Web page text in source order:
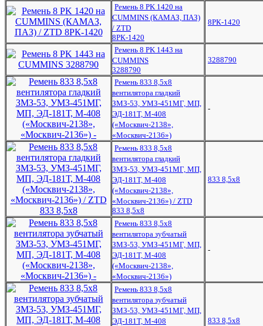
Ремень 8 РK 1420 на
CUMMINS (КАМАЗ, ПАЗ)
/ ZTD
8РК-1420
8РК-1420
Ремень 8 РK 1443 на
CUMMINS
3288790
3288790
Ремень 833 8,5х8
вентилятора гладкий
ЗМЗ-53, УМЗ-451МГ, МП,
ЭД-181Т, М-408
(«Москвич-2138»,
«Москвич-2136»)
-
Ремень 833 8,5х8
вентилятора гладкий
ЗМЗ-53, УМЗ-451МГ, МП,
ЭД-181Т, М-408
(«Москвич-2138»,
«Москвич-2136») / ZTD
833 8,5х8
833 8,5х8
Ремень 833 8,5х8
вентилятора зубчатый
ЗМЗ-53, УМЗ-451МГ, МП,
ЭД-181Т, М-408
(«Москвич-2138»,
«Москвич-2136»)
-
Ремень 833 8,5х8
вентилятора зубчатый
ЗМЗ-53, УМЗ-451МГ, МП,
ЭД-181Т, М-408
833 8,5х8